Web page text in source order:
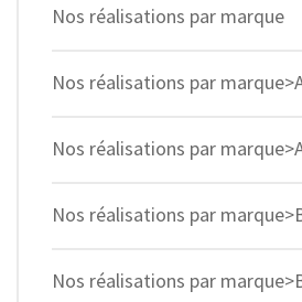
Nos réalisations par marque
Nos réalisations par
Nos réalisations par
Nos réalisations par
Nos réalisations par